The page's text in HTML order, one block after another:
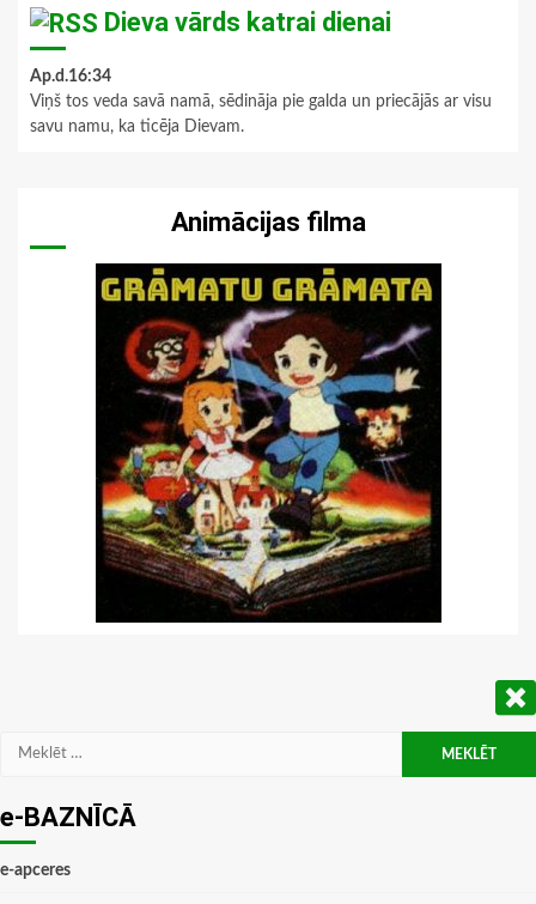
Dieva vārds katrai dienai
Ap.d.16:34
Viņš tos veda savā namā, sēdināja pie galda un priecājās ar visu
savu namu, ka ticēja Dievam.
Animācijas filma
Meklēt:
e-BAZNĪCĀ
e-apceres